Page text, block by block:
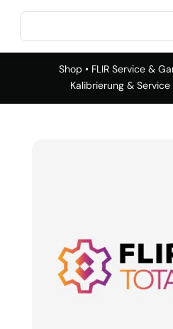
Shop • FLIR Service &
Kalibrierung & Service